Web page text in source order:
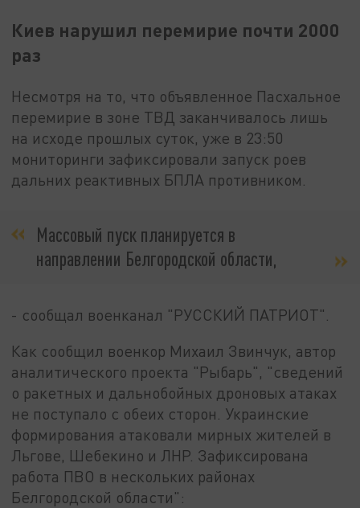
Киев нарушил перемирие почти 2000
раз
Несмотря на то, что объявленное Пасхальное
перемирие в зоне ТВД заканчивалось лишь
на исходе прошлых суток, уже в 23:50
мониторинги зафиксировали запуск роев
дальних реактивных БПЛА противником.
Массовый пуск планируется в
направлении Белгородской области,
- сообщал военканал "РУССКИЙ ПАТРИОТ".
Как сообщил военкор Михаил Звинчук, автор
аналитического проекта "Рыбарь", "сведений
о ракетных и дальнобойных дроновых атаках
не поступало с обеих сторон. Украинские
формирования атаковали мирных жителей в
Льгове, Шебекино и ЛНР. Зафиксирована
работа ПВО в нескольких районах
Белгородской области":